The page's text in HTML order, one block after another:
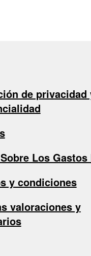
de privacidad
Los Gastos
y condiciones
valoraciones y